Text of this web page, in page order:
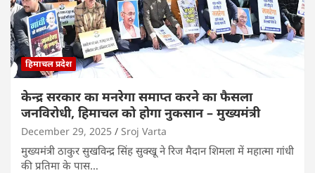
हिमाचल प्रदेश
केन्द्र सरकार का मनरेगा समाप्त करने का फैसला
जनविरोधी, हिमाचल को होगा नुकसान – मुख्यमंत्री
December 29, 2025 Sroj Varta
मुख्यमंत्री ठाकुर सुखविन्द्र सिंह सुक्खू ने रिज मैदान शिमला में महात्मा गांधी
की प्रतिमा के पास…